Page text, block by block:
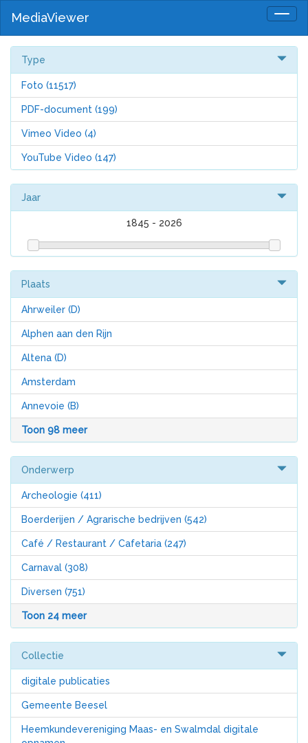
MediaViewer
Type
Foto (11517)
PDF-document (199)
Vimeo Video (4)
YouTube Video (147)
Jaar
1845 - 2026
Plaats
Ahrweiler (D)
Alphen aan den Rijn
Altena (D)
Amsterdam
Annevoie (B)
Toon 98 meer
Onderwerp
Archeologie (411)
Boerderijen / Agrarische bedrijven (542)
Café / Restaurant / Cafetaria (247)
Carnaval (308)
Diversen (751)
Toon 24 meer
Collectie
digitale publicaties
Gemeente Beesel
Heemkundevereniging Maas- en Swalmdal digitale